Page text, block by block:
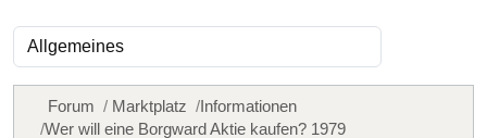
Forum Marktplatz
Informationen
Wer will eine Borgward Aktie kaufen? 1979